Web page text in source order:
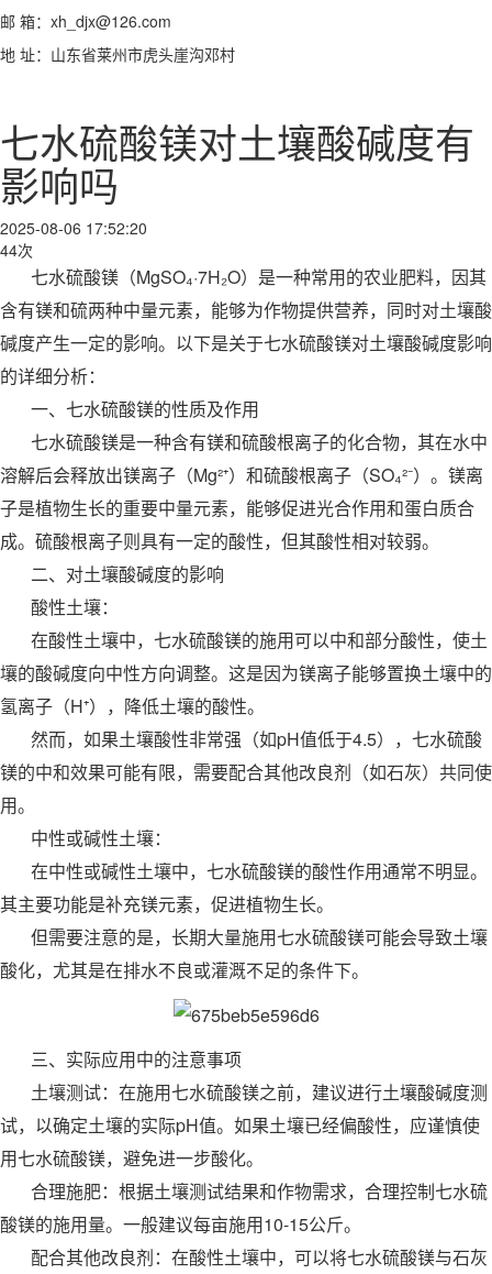
邮 箱：xh_djx@126.com
地 址：山东省莱州市虎头崖沟邓村
七水硫酸镁对土壤酸碱度有
影响吗
2025-08-06 17:52:20
44次
七水硫酸镁（MgSO₄·7H₂O）是一种常用的农业肥料，因其
含有镁和硫两种中量元素，能够为作物提供营养，同时对土壤酸
碱度产生一定的影响。以下是关于七水硫酸镁对土壤酸碱度影响
的详细分析：
一、七水硫酸镁的性质及作用
七水硫酸镁是一种含有镁和硫酸根离子的化合物，其在水中
溶解后会释放出镁离子（Mg²⁺）和硫酸根离子（SO₄²⁻）。镁离
子是植物生长的重要中量元素，能够促进光合作用和蛋白质合
成。硫酸根离子则具有一定的酸性，但其酸性相对较弱。
二、对土壤酸碱度的影响
酸性土壤：
在酸性土壤中，七水硫酸镁的施用可以中和部分酸性，使土
壤的酸碱度向中性方向调整。这是因为镁离子能够置换土壤中的
氢离子（H⁺），降低土壤的酸性。
然而，如果土壤酸性非常强（如pH值低于4.5），七水硫酸
镁的中和效果可能有限，需要配合其他改良剂（如石灰）共同使
用。
中性或碱性土壤：
在中性或碱性土壤中，七水硫酸镁的酸性作用通常不明显。
其主要功能是补充镁元素，促进植物生长。
但需要注意的是，长期大量施用七水硫酸镁可能会导致土壤
酸化，尤其是在排水不良或灌溉不足的条件下。
三、实际应用中的注意事项
土壤测试：在施用七水硫酸镁之前，建议进行土壤酸碱度测
试，以确定土壤的实际pH值。如果土壤已经偏酸性，应谨慎使
用七水硫酸镁，避免进一步酸化。
合理施肥：根据土壤测试结果和作物需求，合理控制七水硫
酸镁的施用量。一般建议每亩施用10-15公斤。
配合其他改良剂：在酸性土壤中，可以将七水硫酸镁与石灰